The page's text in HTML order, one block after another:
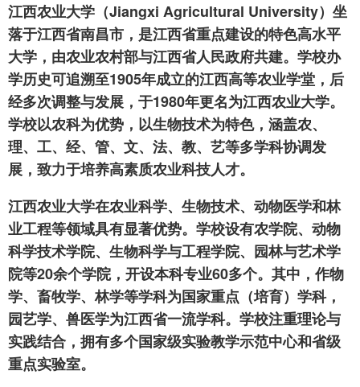
江西农业大学（Jiangxi Agricultural University）坐
落于江西省南昌市，是江西省重点建设的特色高水平
大学，由农业农村部与江西省人民政府共建。学校办
学历史可追溯至1905年成立的江西高等农业学堂，后
经多次调整与发展，于1980年更名为江西农业大学。
学校以农科为优势，以生物技术为特色，涵盖农、
理、工、经、管、文、法、教、艺等多学科协调发
展，致力于培养高素质农业科技人才。
江西农业大学在农业科学、生物技术、动物医学和林
业工程等领域具有显著优势。学校设有农学院、动物
科学技术学院、生物科学与工程学院、园林与艺术学
院等20余个学院，开设本科专业60多个。其中，作物
学、畜牧学、林学等学科为国家重点（培育）学科，
园艺学、兽医学为江西省一流学科。学校注重理论与
实践结合，拥有多个国家级实验教学示范中心和省级
重点实验室。